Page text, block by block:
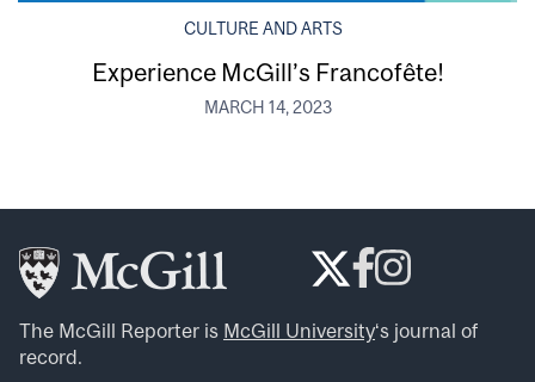
CULTURE AND ARTS
Experience McGill’s Francofête!
MARCH 14, 2023
The McGill Reporter is McGill University‘s journal of
record.